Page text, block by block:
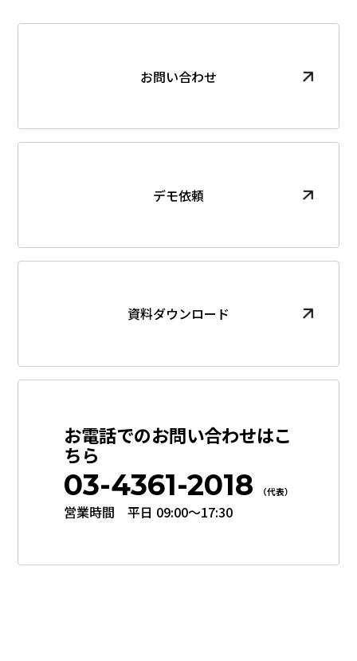
お問い合わせ
デモ依頼
資料ダウンロード
お電話でのお問い合わせはこ
ちら
03-4361-2018 （代表）
営業時間 平日 09:00〜17:30